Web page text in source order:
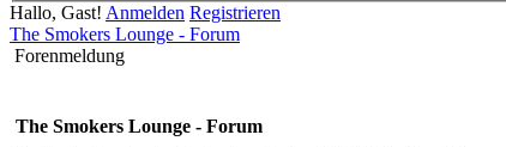
Hallo, Gast! Anmelden Registrieren
The Smokers Lounge - Forum
Forenmeldung
The Smokers Lounge - Forum